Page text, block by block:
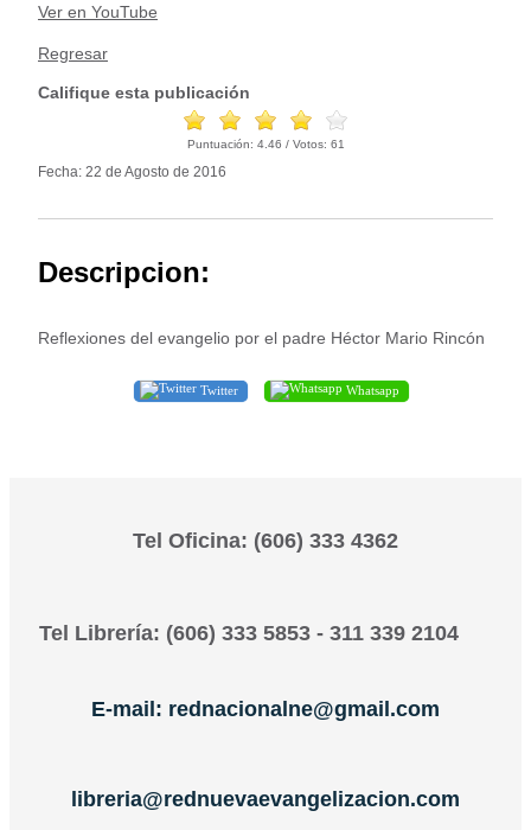
Ver en YouTube
Regresar
Califique esta publicación
Puntuación: 4.46 / Votos: 61
Fecha: 22 de Agosto de 2016
Descripcion:
Reflexiones del evangelio por el padre Héctor Mario Rincón
Twitter Whatsapp
Tel Oficina: (606) 333 4362
Tel Librería: (606) 333 5853 - 311 339 2104
E-mail: rednacionalne@gmail.com
libreria@rednuevaevangelizacion.com